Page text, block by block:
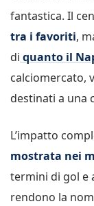
fantastica. Il
tra i favoriti,
di quanto il
calciomercato,
destinati a una
L’impatto
mostrata nei
termini di gol e
rendono la